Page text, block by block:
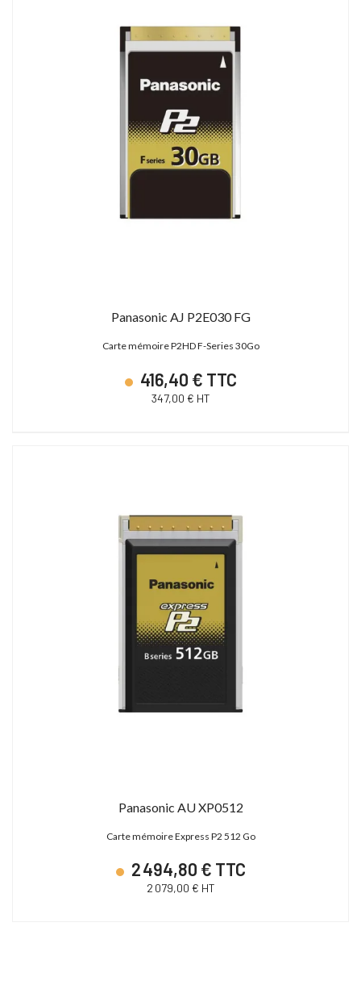
Panasonic AJ P2E030 FG
Carte mémoire P2HD F-Series 30Go
416,40 € TTC
347,00 € HT
Panasonic AU XP0512
Carte mémoire Express P2 512 Go
2 494,80 € TTC
2 079,00 € HT